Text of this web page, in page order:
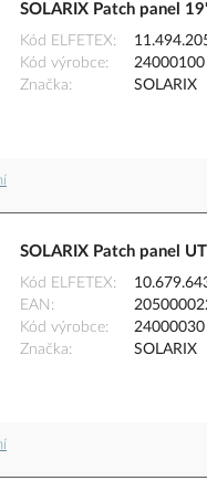
SOLARIX Patch panel
Kód ELFETEX
Kód výrobce
24000100
Značka
SOLARIX
SOLARIX Patch panel
Kód ELFETEX
EAN
Kód výrobce
24000030
Značka
SOLARIX